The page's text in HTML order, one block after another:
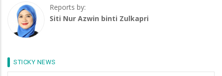
Reports by:
Siti Nur Azwin binti Zulkapri
STICKY NEWS